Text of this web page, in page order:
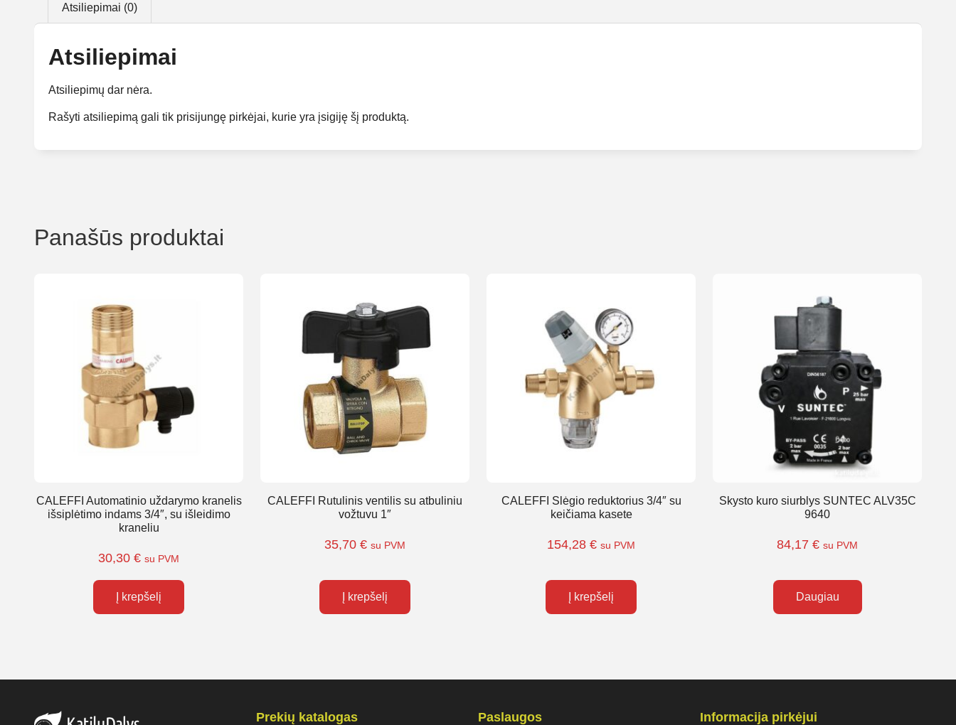
Atsiliepimai (0)
Atsiliepimai
Atsiliepimų dar nėra.
Rašyti atsiliepimą gali tik prisijungę pirkėjai, kurie yra įsigiję šį produktą.
Panašūs produktai
CALEFFI Automatinio uždarymo kranelis
išsiplėtimo indams 3/4″, su išleidimo
kraneliu
30,30 € su PVM
Į krepšelį
CALEFFI Rutulinis ventilis su atbuliniu
vožtuvu 1″
35,70 € su PVM
Į krepšelį
CALEFFI Slėgio reduktorius 3/4″ su
keičiama kasete
154,28 € su PVM
Į krepšelį
Skysto kuro siurblys SUNTEC ALV35C
9640
84,17 € su PVM
Daugiau
Prekių katalogas Paslaugos Informacija pirkėjui